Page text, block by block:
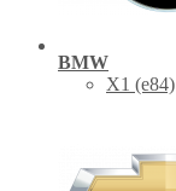
BMW
X1 (е84)